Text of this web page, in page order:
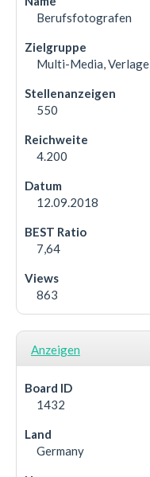
Berufsfotografen
Multi-Media, Verlage
550
4.200
12.09.2018
7,64
863
Anzeigen
1432
Germany